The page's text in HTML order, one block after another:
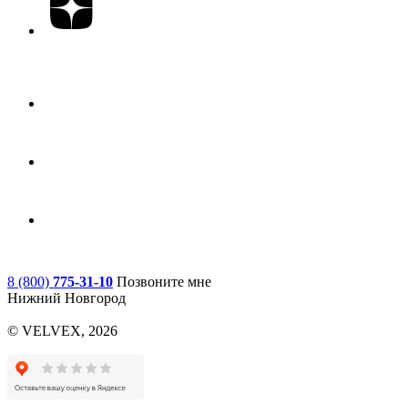
8 (800) 775-31-10 Позвоните мне
Нижний Новгород
© VELVEX, 2026